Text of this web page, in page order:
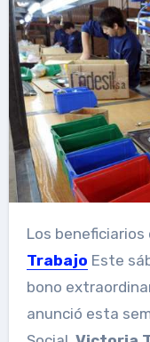
Los beneficiarios
Trabajo Este
bono
anunció esta